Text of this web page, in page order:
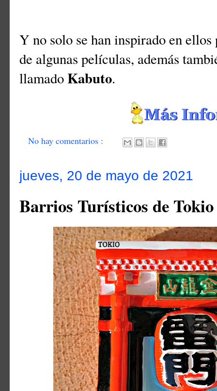
Y no solo se han inspirado en
de algunas películas, además
llamadoKabuto.
No hay comentarios :
jueves, 20 de mayo de 2021
Barrios Turísticos de Tokio